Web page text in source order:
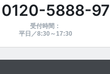
0120-5888-97
受付時間：
平日／8:30～17:30